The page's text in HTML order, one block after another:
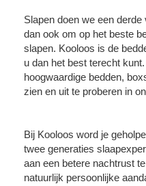
Slapen doen we een
dan ook om op het beste
slapen. Kooloos is de
u dan het best terecht
hoogwaardige bedden,
zien en uit te proberen in
Bij Kooloos word je
twee generaties
aan een betere nachtrust
natuurlijk persoonlijke